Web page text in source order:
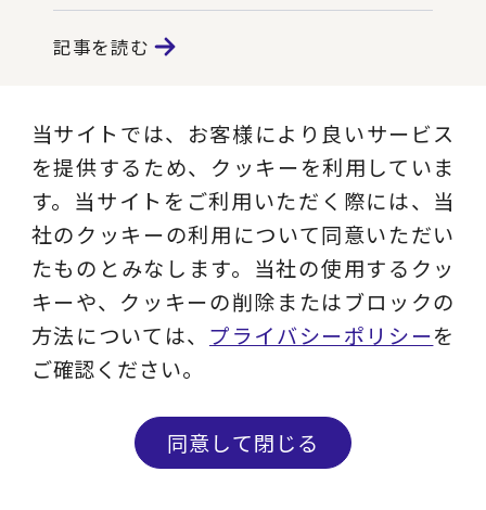
記事を読む
Instagram
現役コンサルタントのコラム、ビジネス用
語解説、セミナー情報など実務に役立つコ
ンテンツを発信します。
フォローする
Facebook
当サイトでは、お客様により良いサービス
を提供するため、クッキーを利用していま
す。当サイトをご利用いただく際には、当
社のクッキーの利用について同意いただい
たものとみなします。当社の使用するクッ
キーや、クッキーの削除またはブロックの
方法については、 プライバシーポリシーを
ご確認ください。
同意して閉じる